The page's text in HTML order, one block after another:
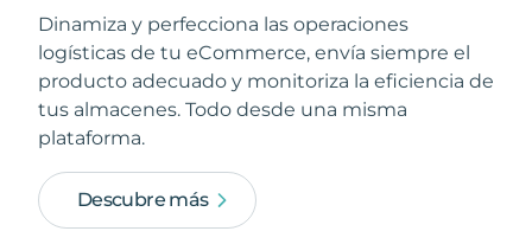
Dinamiza y perfecciona las operaciones
logísticas de tu eCommerce, envía siempre el
producto adecuado y monitoriza la eficiencia de
tus almacenes. Todo desde una misma
plataforma.
Descubre más